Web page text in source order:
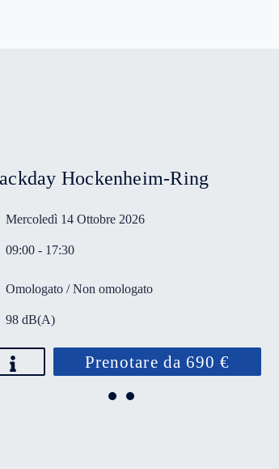
Hockenheim-Ring
Mercoledì 14 Ottobre 2026
09:00 - 17:30
Omologato / Non omologato
98 dB(A)
Prenotare da 690 €